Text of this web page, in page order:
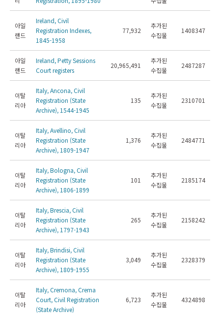
아일
랜드
Ireland, Civil
Registration Indexes,
1845-1958
77,932
추가된
수집물
1408347
아일
랜드
Ireland, Petty Sessions
Court registers
20,965,491
추가된
수집물
2487287
이탈
리아
Italy, Ancona, Civil
Registration (State
Archive), 1544-1945
135
추가된
수집물
2310701
이탈
리아
Italy, Avellino, Civil
Registration (State
Archive), 1809-1947
1,376
추가된
수집물
2484771
이탈
리아
Italy, Bologna, Civil
Registration (State
Archive), 1806-1899
101
추가된
수집물
2185174
이탈
리아
Italy, Brescia, Civil
Registration (State
Archive), 1797-1943
265
추가된
수집물
2158242
이탈
리아
Italy, Brindisi, Civil
Registration (State
Archive), 1809-1955
3,049
추가된
수집물
2328379
이탈
리아
Italy, Cremona, Crema
Court, Civil Registration
(State Archive)
6,723
추가된
수집물
4324898